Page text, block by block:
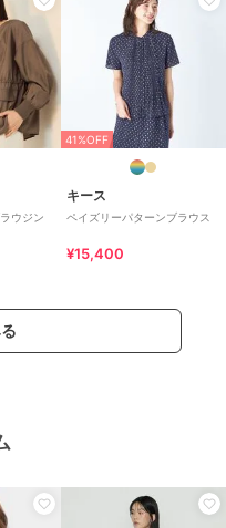
ウジン
41%OFF
キース
ペイズリーパターンブラウス
¥15,400